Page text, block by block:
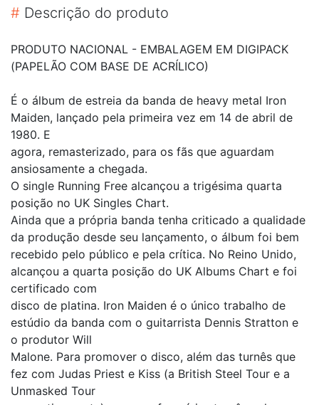
# Descrição do produto
PRODUTO NACIONAL - EMBALAGEM EM DIGIPACK
(PAPELÃO COM BASE DE ACRÍLICO)
É o álbum de estreia da banda de heavy metal Iron
Maiden, lançado pela primeira vez em 14 de abril de
1980. E
agora, remasterizado, para os fãs que aguardam
ansiosamente a chegada.
O single Running Free alcançou a trigésima quarta
posição no UK Singles Chart.
Ainda que a própria banda tenha criticado a qualidade
da produção desde seu lançamento, o álbum foi bem
recebido pelo público e pela crítica. No Reino Unido,
alcançou a quarta posição do UK Albums Chart e foi
certificado com
disco de platina. Iron Maiden é o único trabalho de
estúdio da banda com o guitarrista Dennis Stratton e
o produtor Will
Malone. Para promover o disco, além das turnês que
fez com Judas Priest e Kiss (a British Steel Tour e a
Unmasked Tour